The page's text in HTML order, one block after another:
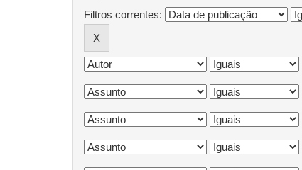
Filtros correntes: